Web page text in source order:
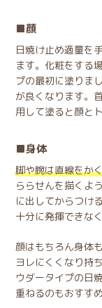
顔
日焼け止め適量を
ます。化粧をする
プの最初に塗りま
が良くなります。
用して塗ると顔と
身体
脚や腕は直線をか
ららせんを描くよ
に出してからつけ
十分に発揮できな
顔はもちろん身体
ヨレにくくなり持
ウダータイプの日
重ねるのもおすすめ